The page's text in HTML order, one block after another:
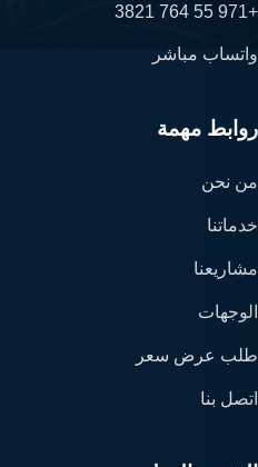
+971 55 764 3821
واتساب مباشر
روابط مهمة
من نحن
خدماتنا
مشاريعنا
الوجهات
طلب عرض سعر
اتصل بنا